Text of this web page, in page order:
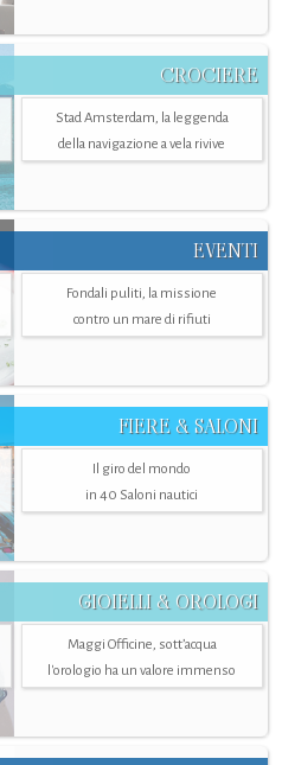
CROCIERE
Stad Amsterdam, la leggenda
della navigazione a vela rivive
EVENTI
Fondali puliti, la missione
contro un mare di rifiuti
FIERE & SALONI
Il giro del mondo
in 40 Saloni nautici
GIOIELLI & OROLOGI
Maggi Officine, sott’acqua
l'orologio ha un valore immenso